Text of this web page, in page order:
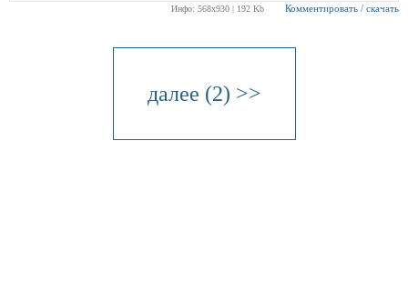
Инфо: 568х930 | 192 Kb Комментировать / скачать
далее (2) >>